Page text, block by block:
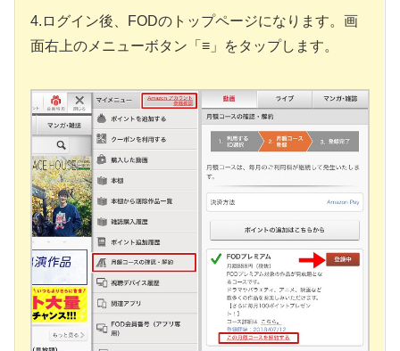
4.ログイン後、FODのトップページになります。画
面右上のメニューボタン「≡」をタップします。